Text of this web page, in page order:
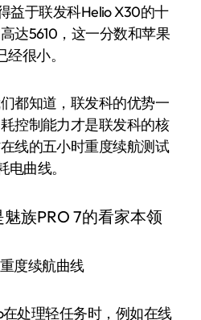
益于联发科Helio X30的十
达5610，这一分数和苹果
很小。
都知道，联发科的优势一
控制能力才是联发科的核
线的五小时重度续航测试
电曲线。
度续航曲线
处理轻任务时，例如在线